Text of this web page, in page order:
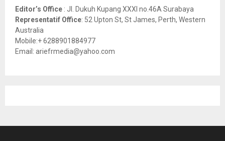
Editor’s Office : Jl. Dukuh Kupang XXXI no.46A Surabaya
Representatif Office: 52 Upton St, St James, Perth, Western
Australia
Mobile:+ 6288901884977
Email: ariefrmedia@yahoo.com